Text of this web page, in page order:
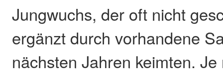
Jungwuchs, der oft nicht
ergänzt durch vorhandene
nächsten Jahren keimten.